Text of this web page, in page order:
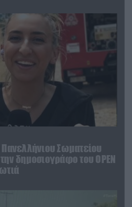
Σωματείου
δημοσιογράφο του OPEN